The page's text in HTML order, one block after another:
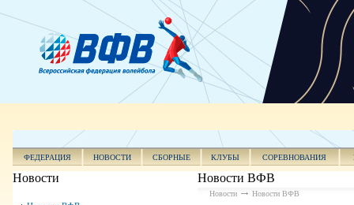
ФЕДЕРАЦИЯ НОВОСТИ СБОРНЫЕ КЛУБЫ СОРЕВНОВАНИЯ
Новости Новости ВФВ
Новости Новости ВФВ